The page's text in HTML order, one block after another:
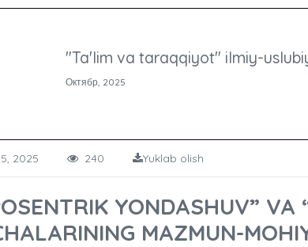
"Ta'lim va taraqqiyot" ilmiy-
Октябр, 2025
25, 2025 240 Yuklab olish
YONDASHUV” VA
MAZMUN-